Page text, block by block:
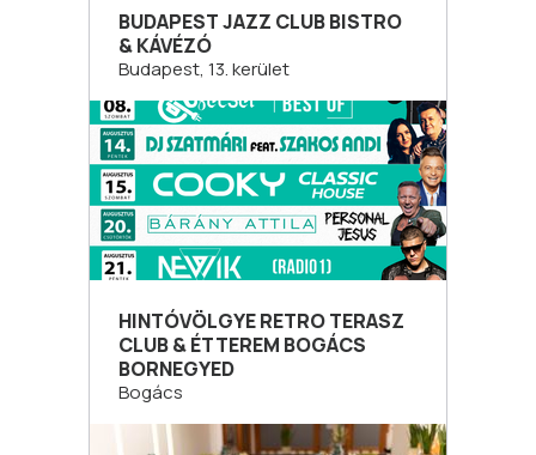
BUDAPEST JAZZ CLUB BISTRO
& KÁVÉZÓ
Budapest, 13. kerület
HINTÓVÖLGYE RETRO TERASZ
CLUB & ÉTTEREM BOGÁCS
BORNEGYED
Bogács